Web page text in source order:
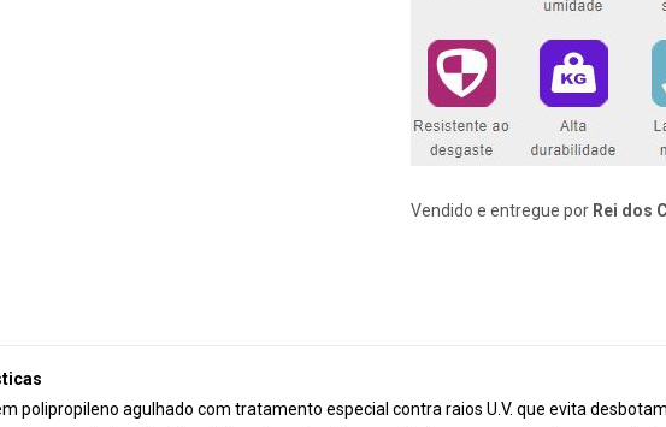
Vendido e entregue por Rei dos
polipropileno agulhado com tratamento especial contra raios U.V. que evita